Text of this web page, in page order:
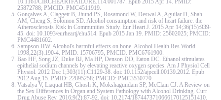
10.1161/CIRCHEARTFAILURE.114.001787. Epub 2015 Apr 14. PMID:
25872788; PMCID: PMC4511919.
Gonçalves A, Claggett B, Jhund PS, Rosamond W, Deswal A, Aguilar D, Shah
AM, Cheng S, Solomon SD. Alcohol consumption and risk of heart failure: the
Atherosclerosis Risk in Communities Study. Eur Heart J. 2015 Apr 14;36(15):939-
45. doi: 10.1093/eurheartj/ehu514. Epub 2015 Jan 19. PMID: 25602025; PMCID:
PMC4481602.
Sampson HW. Alcohol's harmful effects on bone. Alcohol Health Res World.
1998;22(3):190-4. PMID: 15706795; PMCID: PMC6761900.
Bao HF, Song JZ, Duke BJ, Ma HP, Denson DD, Eaton DC. Ethanol stimulates
epithelial sodium channels by elevating reactive oxygen species. Am J Physiol Cell
Physiol. 2012 Dec 1;303(11):C1129-38. doi: 10.1152/ajpcell.00139.2012. Epub
2012 Aug 15. PMID: 22895258; PMCID: PMC3530770.
Vatsalya V, Liaquat HB, Ghosh K, Mokshagundam SP, McClain CJ. A Review on
the Sex Differences in Organ and System Pathology with Alcohol Drinking. Curr
Drug Abuse Rev. 2016;9(2):87-92. doi: 10.2174/1874473710666170125151410.